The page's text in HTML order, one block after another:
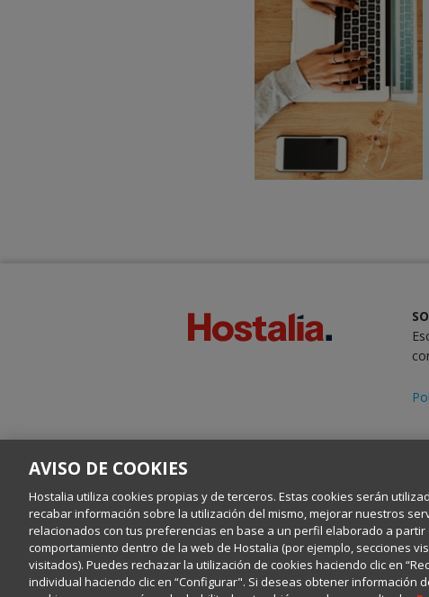
AVISO DE COOKIES
Hostalia utiliza cookies propias y de terceros. Estas cookies serán
recabar información sobre la utilización del mismo, mejorar nuestros
relacionados con tus preferencias en base a un perfil elaborado a
comportamiento dentro de la web de Hostalia (por ejemplo, secciones
visitados). Puedes rechazar la utilización de cookies haciendo clic en
individual haciendo clic en “Configurar". Si deseas obtener información